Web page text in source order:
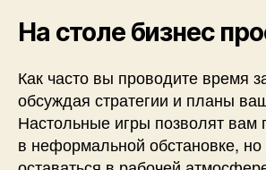
На столе бизнес
Как часто вы проводите время
обсуждая стратегии и планы
Настольные игры позволят вам
в неформальной обстановке,